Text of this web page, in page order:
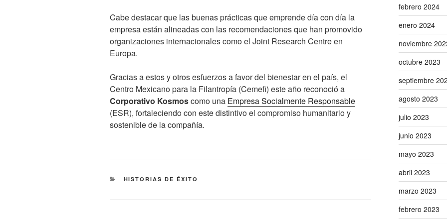
Cabe destacar que las buenas prácticas que emprende día con día la
empresa están alineadas con las recomendaciones que han promovido
organizaciones internacionales como el Joint Research Centre en
Europa.
Gracias a estos y otros esfuerzos a favor del bienestar en el país, el
Centro Mexicano para la Filantropía (Cemefi) este año reconoció a
Corporativo Kosmoscomo una Empresa Socialmente Responsable
(ESR), fortaleciendo con este distintivo el compromiso humanitario y
sostenible de la compañía.
CATEGORÍAS
HISTORIAS DE ÉXITO
febrero 2024
enero 2024
noviembre
octubre 2023
septiembre
agosto 2023
julio 2023
junio 2023
mayo 2023
abril 2023
marzo 2023
febrero 2023